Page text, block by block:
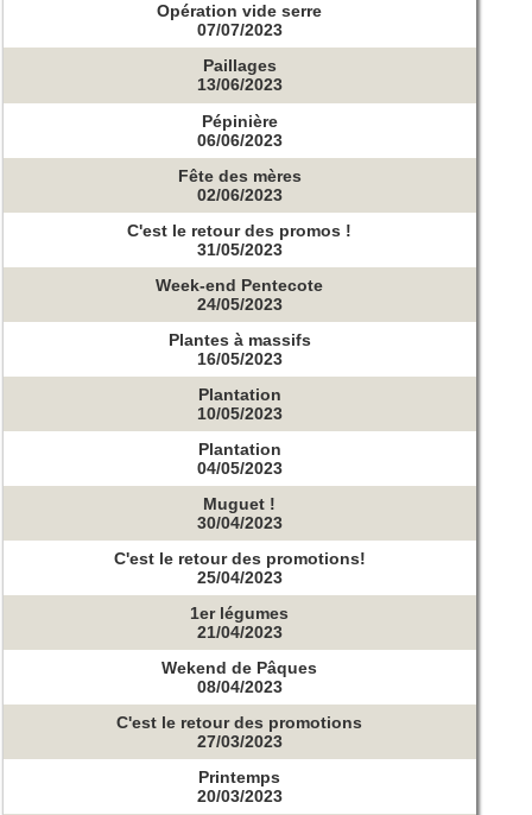
Opération vide serre
07/07/2023
Paillages
13/06/2023
Pépinière
06/06/2023
Fête des mères
02/06/2023
C'est le retour des promos !
31/05/2023
Week-end Pentecote
24/05/2023
Plantes à massifs
16/05/2023
Plantation
10/05/2023
Plantation
04/05/2023
Muguet !
30/04/2023
C'est le retour des promotions!
25/04/2023
1er légumes
21/04/2023
Wekend de Pâques
08/04/2023
C'est le retour des promotions
27/03/2023
Printemps
20/03/2023